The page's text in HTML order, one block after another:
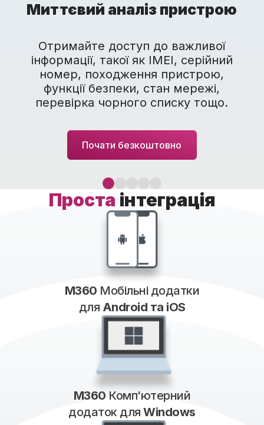
Миттєвий аналіз пристрою
Отримайте доступ до важливої
інформації, такої як IMEI, серійний
номер, походження пристрою,
функції безпеки, стан мережі,
перевірка чорного списку тощо.
Почати безкоштовно
Проста інтеграція
M360 Мобільні додатки
для Android та iOS
M360 Комп'ютерний
додаток дляWindows